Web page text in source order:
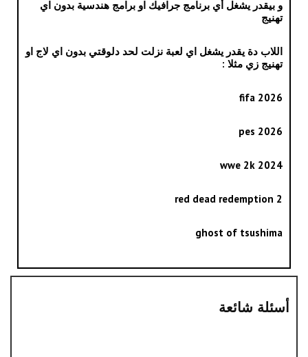
و بيقدر يشغل أي برنامج جرافيك او برامج هندسية بدون اي
تهنيج
اللاب دة يقدر يشغل اي لعبة نزلت لحد دلوقتي بدون اي لاج او
تهنيج زي مثلا :
fifa 2026
pes 2026
wwe 2k 2024
red dead redemption 2
ghost of tsushima
أسئلة شائعة